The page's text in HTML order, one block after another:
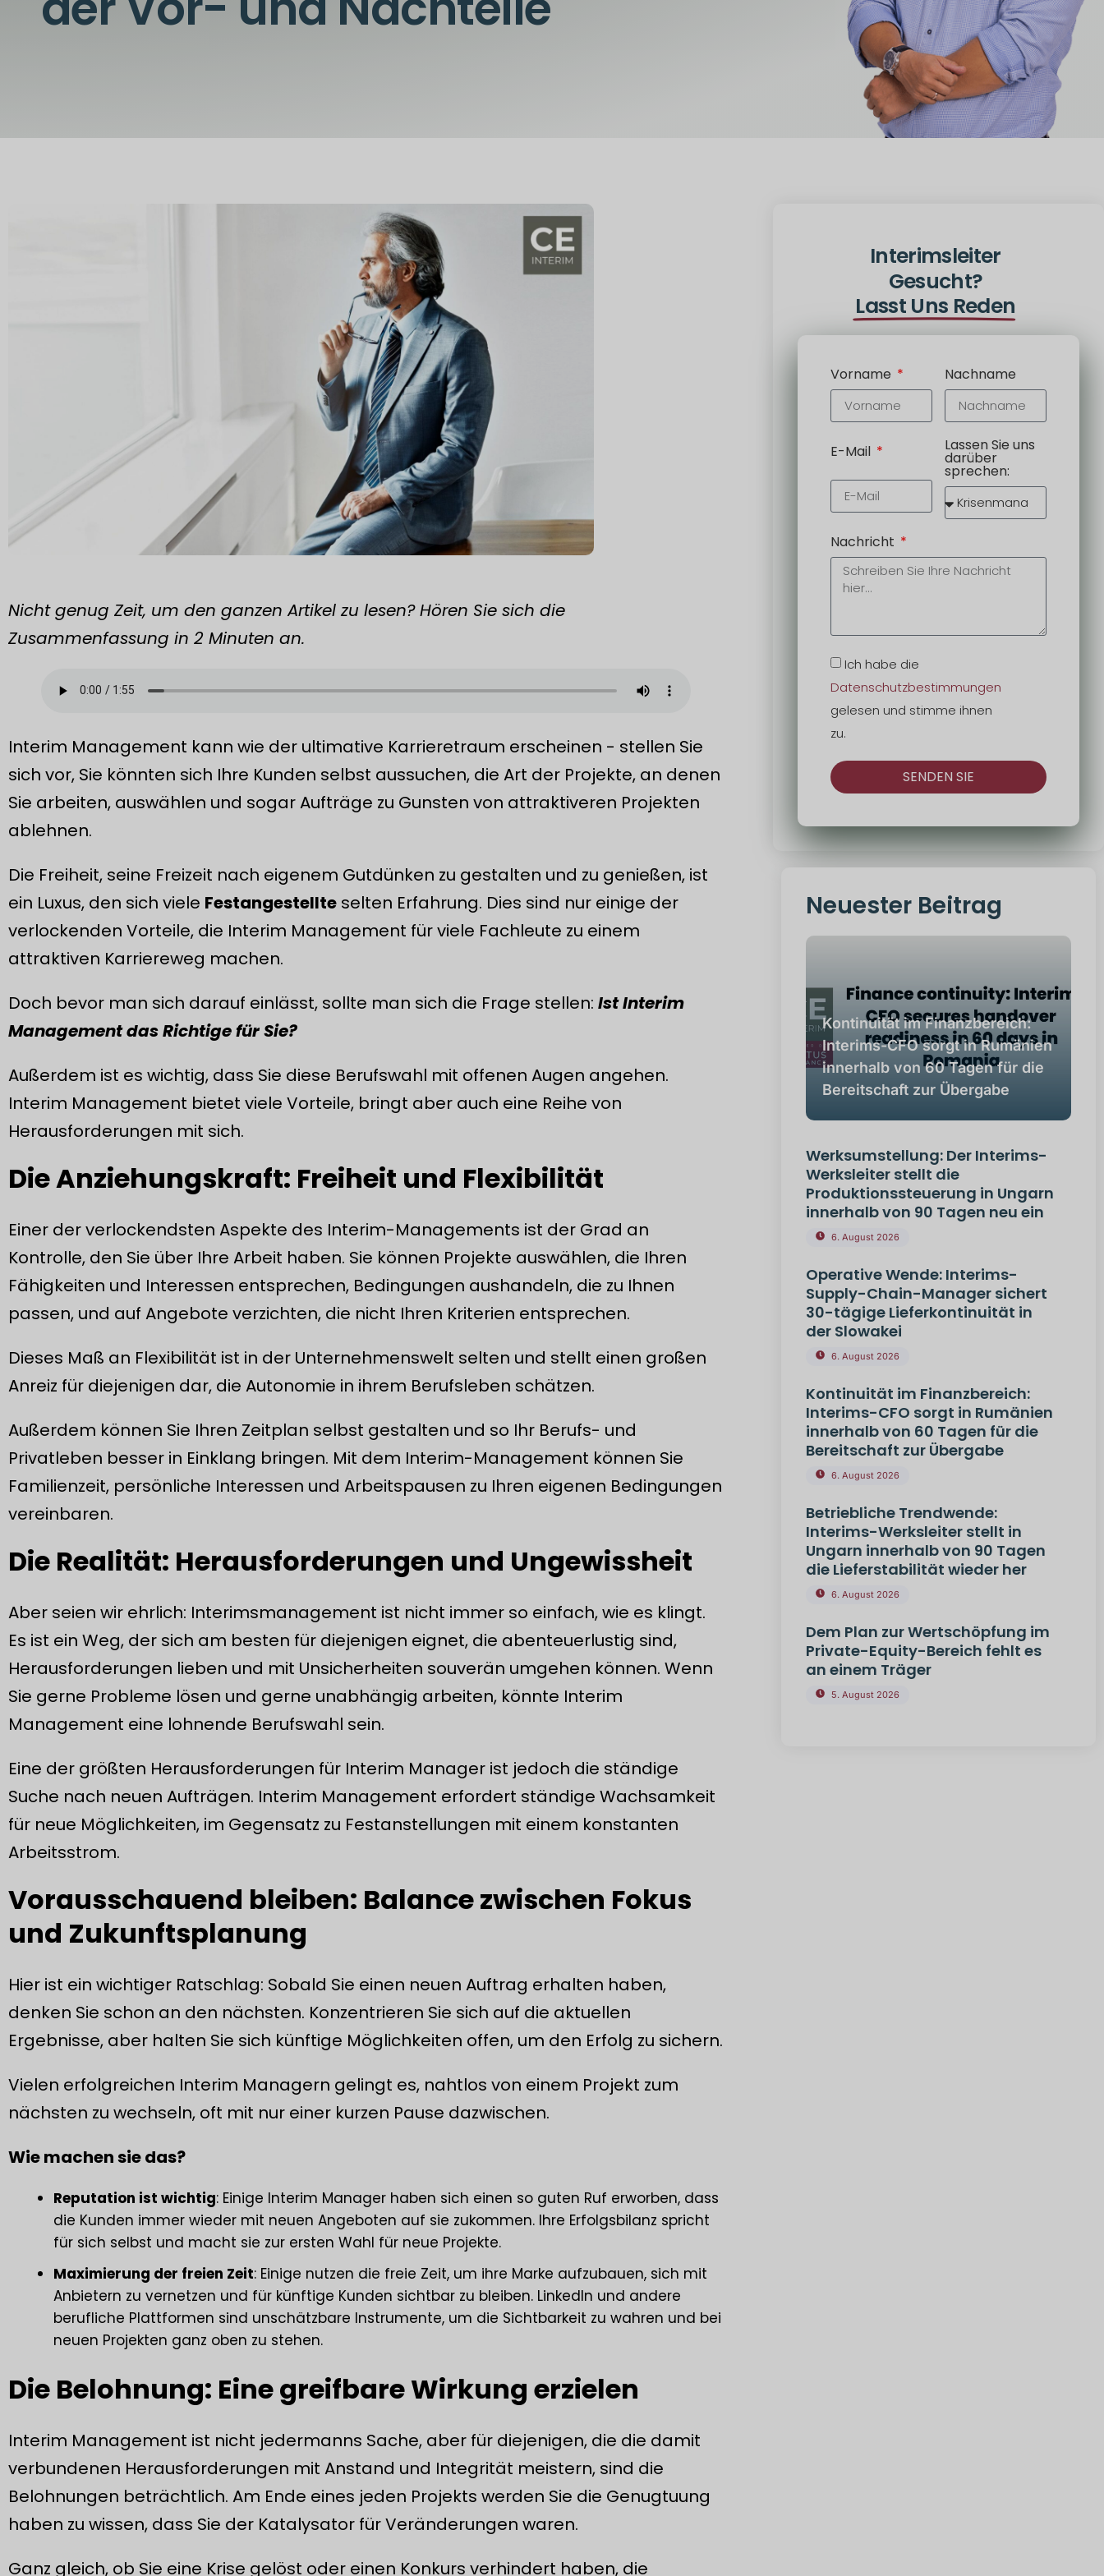
Nicht genug Zeit, um den ganzen Artikel zu lesen? Hören Sie sich die
Zusammenfassung in 2 Minuten an.
Interim Management kann wie der ultimative Karrieretraum erscheinen - stellen Sie
sich vor, Sie könnten sich Ihre Kunden selbst aussuchen, die Art der Projekte, an denen
Sie arbeiten, auswählen und sogar Aufträge zu Gunsten von attraktiveren Projekten
ablehnen.
Die Freiheit, seine Freizeit nach eigenem Gutdünken zu gestalten und zu genießen, ist
ein Luxus, den sich viele Festangestellte selten Erfahrung. Dies sind nur einige der
verlockenden Vorteile, die Interim Management für viele Fachleute zu einem
attraktiven Karriereweg machen.
Doch bevor man sich darauf einlässt, sollte man sich die Frage stellen: Ist Interim
Management das Richtige für Sie?
Außerdem ist es wichtig, dass Sie diese Berufswahl mit offenen Augen angehen.
Interim Management bietet viele Vorteile, bringt aber auch eine Reihe von
Herausforderungen mit sich.
Die Anziehungskraft: Freiheit und Flexibilität
Einer der verlockendsten Aspekte des Interim-Managements ist der Grad an
Kontrolle, den Sie über Ihre Arbeit haben. Sie können Projekte auswählen, die Ihren
Fähigkeiten und Interessen entsprechen, Bedingungen aushandeln, die zu Ihnen
passen, und auf Angebote verzichten, die nicht Ihren Kriterien entsprechen.
Dieses Maß an Flexibilität ist in der Unternehmenswelt selten und stellt einen großen
Anreiz für diejenigen dar, die Autonomie in ihrem Berufsleben schätzen.
Außerdem können Sie Ihren Zeitplan selbst gestalten und so Ihr Berufs- und
Privatleben besser in Einklang bringen. Mit dem Interim-Management können Sie
Familienzeit, persönliche Interessen und Arbeitspausen zu Ihren eigenen Bedingungen
vereinbaren.
Die Realität: Herausforderungen und Ungewissheit
Aber seien wir ehrlich: Interimsmanagement ist nicht immer so einfach, wie es klingt.
Es ist ein Weg, der sich am besten für diejenigen eignet, die abenteuerlustig sind,
Herausforderungen lieben und mit Unsicherheiten souverän umgehen können. Wenn
Sie gerne Probleme lösen und gerne unabhängig arbeiten, könnte Interim
Management eine lohnende Berufswahl sein.
Eine der größten Herausforderungen für Interim Manager ist jedoch die ständige
Suche nach neuen Aufträgen. Interim Management erfordert ständige Wachsamkeit
für neue Möglichkeiten, im Gegensatz zu Festanstellungen mit einem konstanten
Arbeitsstrom.
Vorausschauend bleiben: Balance zwischen Fokus
und Zukunftsplanung
Hier ist ein wichtiger Ratschlag: Sobald Sie einen neuen Auftrag erhalten haben,
denken Sie schon an den nächsten. Konzentrieren Sie sich auf die aktuellen
Ergebnisse, aber halten Sie sich künftige Möglichkeiten offen, um den Erfolg zu sichern.
Vielen erfolgreichen Interim Managern gelingt es, nahtlos von einem Projekt zum
nächsten zu wechseln, oft mit nur einer kurzen Pause dazwischen.
Wie machen sie das?
Reputation ist wichtig: Einige Interim Manager haben sich einen so guten Ruf erworben, dass
die Kunden immer wieder mit neuen Angeboten auf sie zukommen. Ihre Erfolgsbilanz spricht
für sich selbst und macht sie zur ersten Wahl für neue Projekte.
Maximierung der freien Zeit: Einige nutzen die freie Zeit, um ihre Marke aufzubauen, sich mit
Anbietern zu vernetzen und für künftige Kunden sichtbar zu bleiben. LinkedIn und andere
berufliche Plattformen sind unschätzbare Instrumente, um die Sichtbarkeit zu wahren und bei
neuen Projekten ganz oben zu stehen.
Die Belohnung: Eine greifbare Wirkung erzielen
Interim Management ist nicht jedermanns Sache, aber für diejenigen, die die damit
verbundenen Herausforderungen mit Anstand und Integrität meistern, sind die
Belohnungen beträchtlich. Am Ende eines jeden Projekts werden Sie die Genugtuung
haben zu wissen, dass Sie der Katalysator für Veränderungen waren.
Ganz gleich, ob Sie eine Krise gelöst oder einen Konkurs verhindert haben, die
Interimsleiter
Gesucht?
Lasst Uns Reden
Vorname Nachname
E-Mail Lassen Sie uns
darüber
sprechen:
Nachricht
Ich habe die
Datenschutzbestimmungen
gelesen und stimme ihnen
zu.
SENDEN SIE
Neuester Beitrag
Kontinuität im Finanzbereich:
Interims-CFO sorgt in Rumänien
innerhalb von 60 Tagen für die
Bereitschaft zur Übergabe
Werksumstellung: Der Interims-
Werksleiter stellt die
Produktionssteuerung in Ungarn
innerhalb von 90 Tagen neu ein
6. August 2026
Operative Wende: Interims-
Supply-Chain-Manager sichert
30-tägige Lieferkontinuität in
der Slowakei
6. August 2026
Kontinuität im Finanzbereich:
Interims-CFO sorgt in Rumänien
innerhalb von 60 Tagen für die
Bereitschaft zur Übergabe
6. August 2026
Betriebliche Trendwende:
Interims-Werksleiter stellt in
Ungarn innerhalb von 90 Tagen
die Lieferstabilität wieder her
6. August 2026
Dem Plan zur Wertschöpfung im
Private-Equity-Bereich fehlt es
an einem Träger
5. August 2026